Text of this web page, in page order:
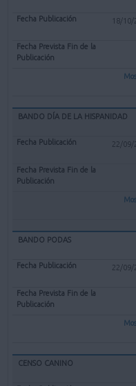
18/
BANDO DÍA DE LA HISPANIDAD
22/09/
BANDO PODAS
22/09/
CENSO CANINO